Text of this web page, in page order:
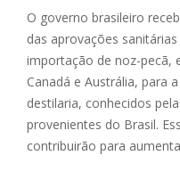
O governo brasileiro
das aprovações
importação de noz-pecã,
Canadá e Austrália, para
destilaria, conhecidos
provenientes do Brasil.
contribuirão para